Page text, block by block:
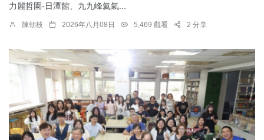
力麗哲園-日潭館、九九峰氦氣...
陳朝枝 2026年八月08日 5,469 觀看 2 分享